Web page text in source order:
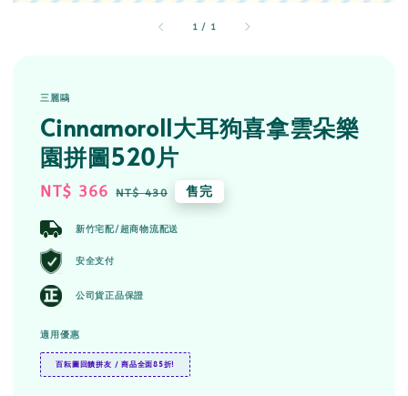
1 / 1
三麗鷗
Cinnamoroll大耳狗喜拿雲朵樂
園拼圖520片
Sale
NT$ 366 Regular
NT$ 430 售完
新竹宅配/超商物流配送
安全支付
公司貨正品保證
適用優惠
百耘圖回饋拼友 / 商品全面85折!